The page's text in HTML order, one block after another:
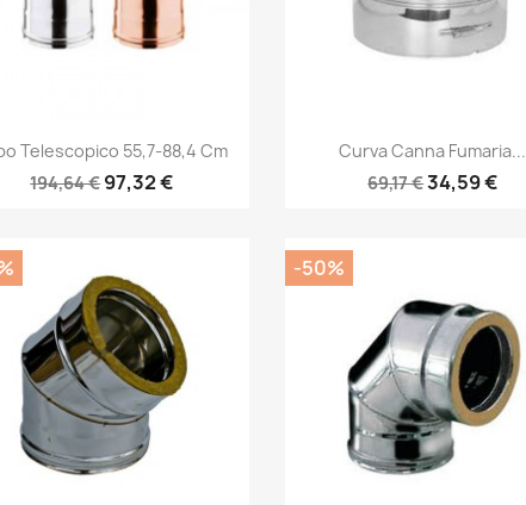
Anteprima
Telescopico 55,7-88,4 Cm
194,64 €97,32 €
Anteprima
Curva Canna Fumaria...
69,17 €34,59 €
-50%